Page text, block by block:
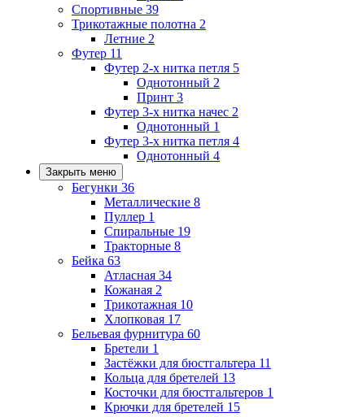
Спортивные 39
Трикотажные полотна 2
Летние 2
Футер 11
Футер 2-х нитка петля 5
Однотонный 2
Принт 3
Футер 3-х нитка начес 2
Однотонный 1
Футер 3-х нитка петля 4
Однотонный 4
Закрыть меню
Бегунки 36
Металлические 8
Пуллер 1
Спиральные 19
Тракторные 8
Бейка 63
Атласная 34
Кожаная 2
Трикотажная 10
Хлопковая 17
Бельевая фурнитура 60
Бретели 1
Застёжки для бюстгальтера 11
Кольца для бретелей 13
Косточки для бюстгальтеров 1
Крючки для бретелей 15